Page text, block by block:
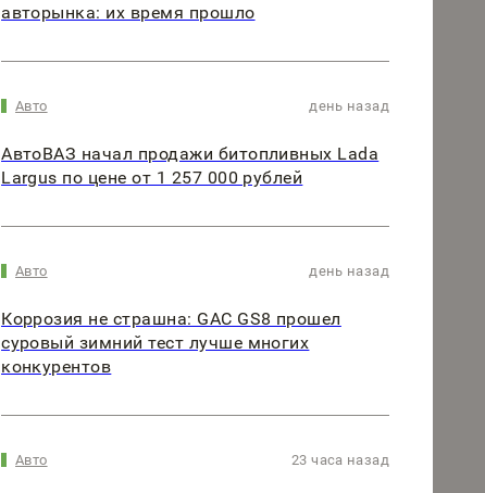
авторынка: их время прошло
Авто день назад
АвтоВАЗ начал продажи битопливных Lada
Largus по цене от 1 257 000 рублей
Авто день назад
Коррозия не страшна: GAC GS8 прошел
суровый зимний тест лучше многих
конкурентов
Авто 23 часа назад